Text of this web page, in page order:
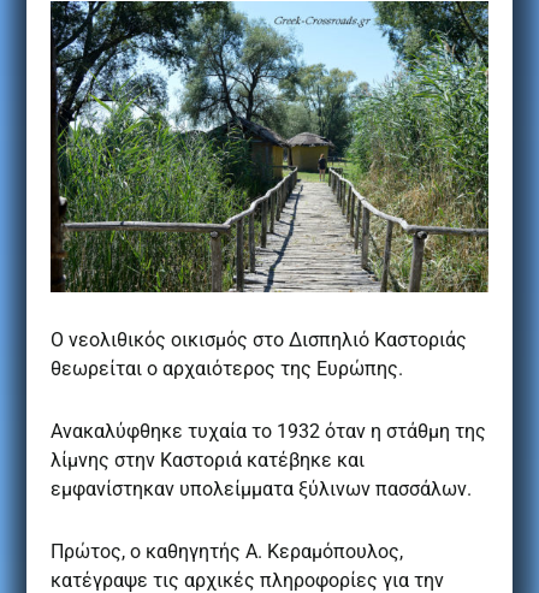
Ο νεολιθικός οικισμός στο Δισπηλιό Καστοριάς
θεωρείται ο αρχαιότερος της Ευρώπης.
Ανακαλύφθηκε τυχαία το 1932 όταν η στάθμη της
λίμνης στην Καστοριά κατέβηκε και
εμφανίστηκαν υπολείμματα ξύλινων πασσάλων.
Πρώτος, ο καθηγητής Α. Κεραμόπουλος,
κατέγραψε τις αρχικές πληροφορίες για την